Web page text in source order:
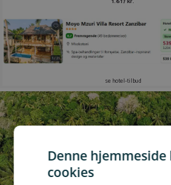
se hotel-tilbud
Denne
cookies